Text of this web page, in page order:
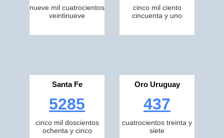
nueve mil cuatrocientos
veintinueve
cinco mil ciento
cincuenta y uno
Santa Fe
5285
cinco mil doscientos
ochenta y cinco
Oro Uruguay
437
cuatrocientos treinta y
siete